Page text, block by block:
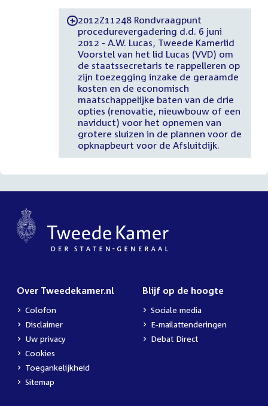
-2012Z11248 Rondvraagpunt
procedurevergadering d.d. 6 juni
2012 - A.W. Lucas, Tweede Kamerlid
Voorstel van het lid Lucas (VVD) om
de staatssecretaris te rappelleren op
zijn toezegging inzake de geraamde
kosten en de economisch
maatschappelijke baten van de drie
opties (renovatie, nieuwbouw of een
naviduct) voor het opnemen van
grotere sluizen in de plannen voor de
opknapbeurt voor de Afsluitdijk.
Over Tweedekamer.nl
Colofon
Disclaimer
Uw privacy
Cookies
Toegankelijkheid
Sitemap
Blijf op de hoogte
Sociale media
E-mailattenderingen
Debat Direct